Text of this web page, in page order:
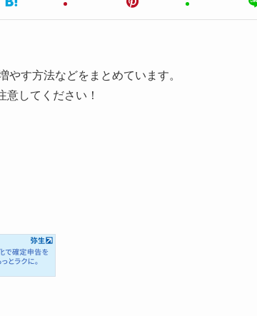
す方法などをまとめています。
してください！